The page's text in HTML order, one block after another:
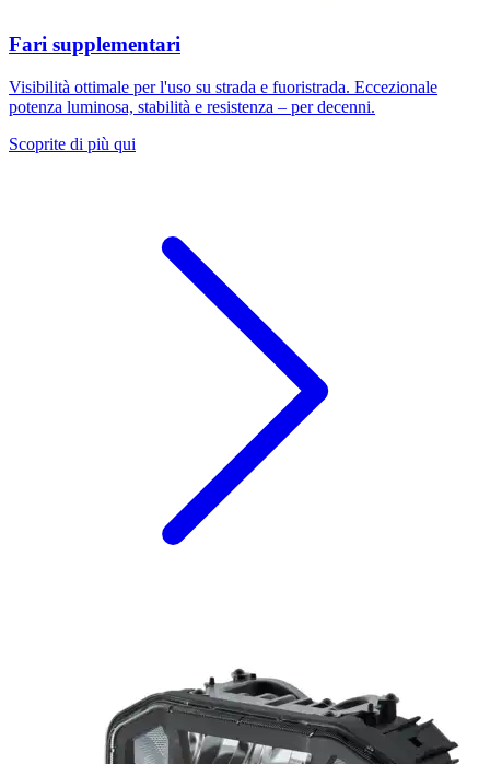
Fari supplementari
Visibilità ottimale per l'uso su strada e fuoristrada. Eccezionale
potenza luminosa, stabilità e resistenza – per decenni.
Scoprite di più qui